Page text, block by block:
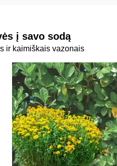
į savo sodą
ir kaimiškais vazonais